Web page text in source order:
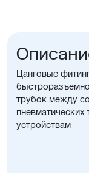
Цанговые
трубок между
устройствам